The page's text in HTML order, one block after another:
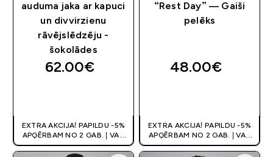
auduma jaka ar kapuci
un divvirzienu
rāvējslēdzēju -
šokolādes
62.00€‎
EXTRA AKCIJA! PAPILDU -5%
APĢĒRBAM NO 2 GAB. | VAR
APVIENOT AR KUPONU
“Rest Day” — Gaiši
pelēks
48.00€‎
EXTRA AKCIJA! PAPILDU -5%
APĢĒRBAM NO 2 GAB. | VAR
APVIENOT AR KUPONU